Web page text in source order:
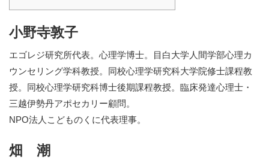
小野寺敦子
エゴレジ研究所代表。心理学博士。目白大学人間学部心理カ
ウンセリング学科教授。同校心理学研究科大学院修士課程教
授。同校心理学研究科博士後期課程教授。臨床発達心理士・
三越伊勢丹アポセカリー顧問。
NPO法人こどものくに代表理事。
畑 潮